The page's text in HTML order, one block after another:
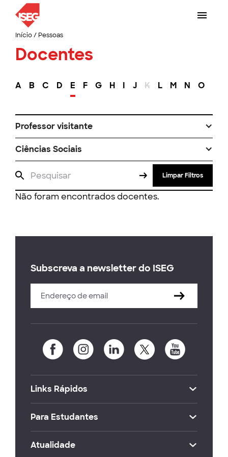
Início/ Pessoas
Docentes
A B C D E F G H I J K L M N O
Professor visitante
Ciências Sociais
Limpar Filtros
Não foram encontrados docentes.
Subscreva a newsletter do ISEG
Links Rápidos
Para Estudantes
Atualidade